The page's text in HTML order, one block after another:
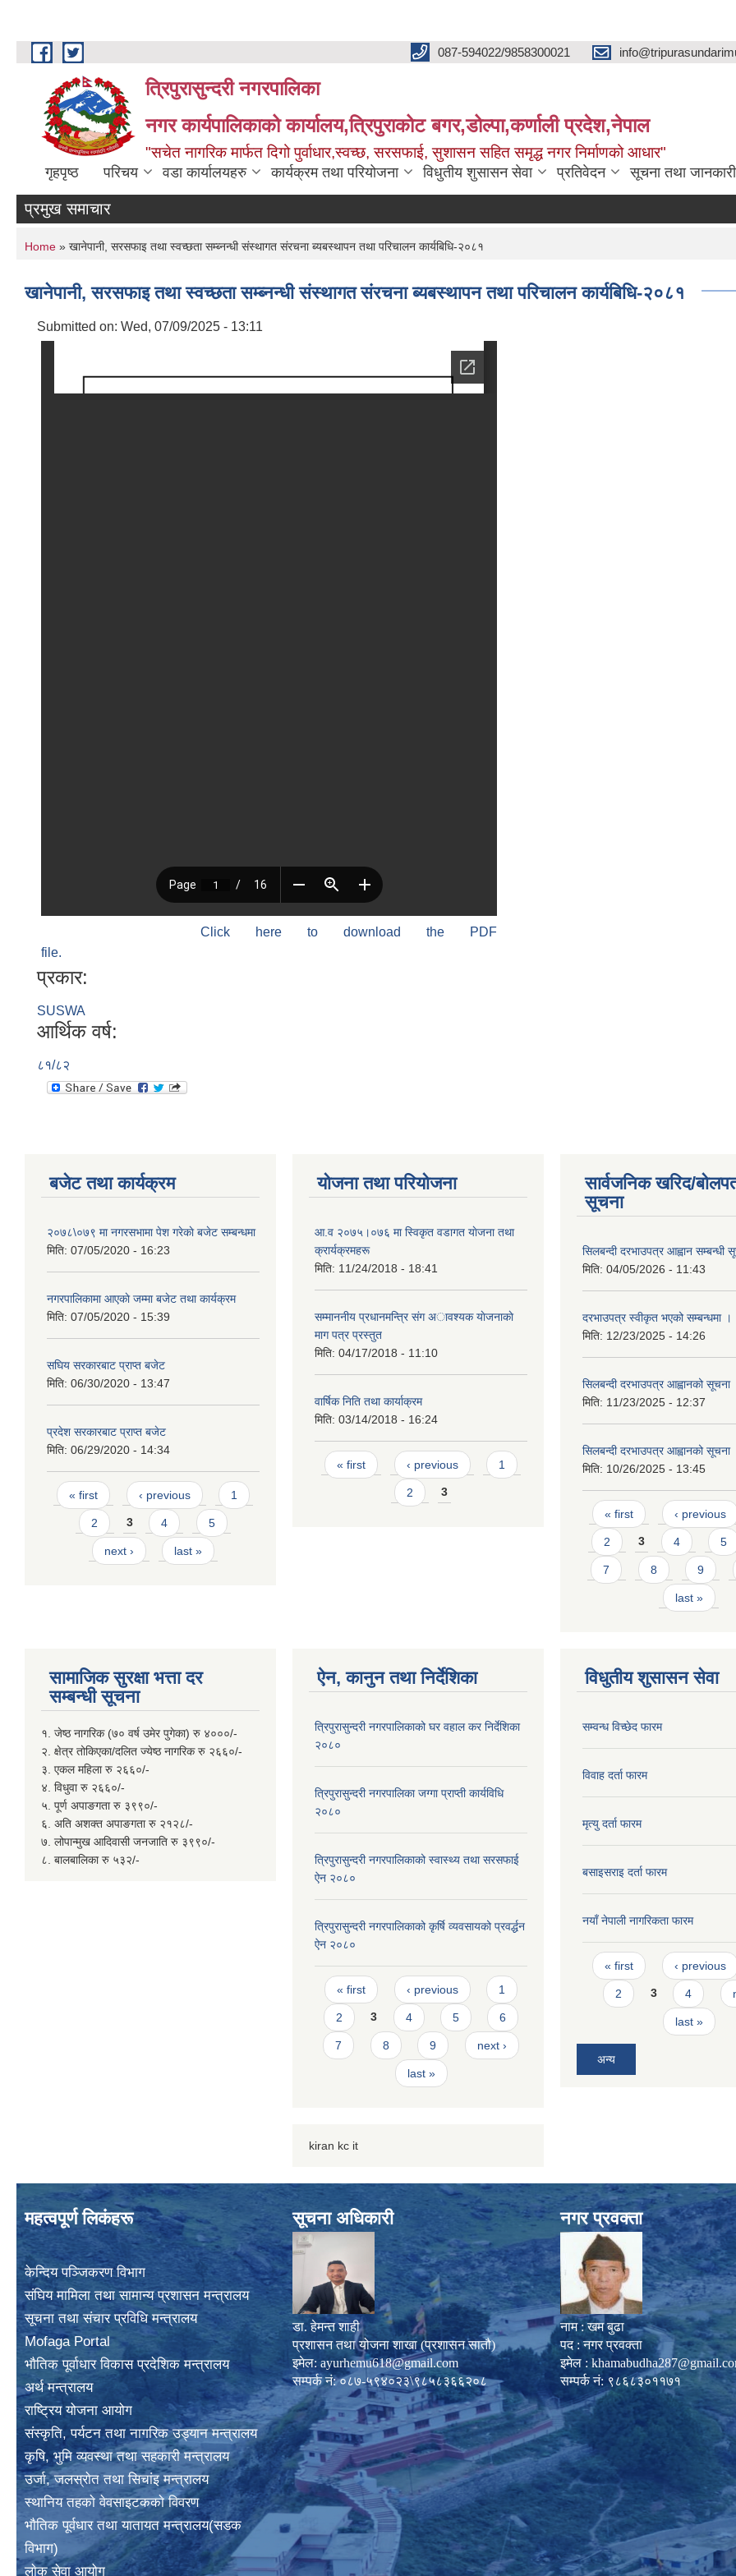
Skip to main content 087-594022/9858300021
त्रिपुरासुन्दरी नगरपालिका
नगर कार्यपालिकाको कार्यालय,त्रिपुराकोट बगर,डोल्पा,कर्णाली प्रदेश,नेपाल
"सचेत नागरिक मार्फत दिगो पुर्वाधार,स्वच्छ, सरसफाई, सुशासन सहित समृद्ध नगर निर्माणको आधार"
गृहपृष्ठ परिचय वडा कार्यालयहरु कार्यक्रम तथा परियोजना विधुतीय शुसासन सेवा प्रतिवेदन सूचना तथा जानकारी
प्रमुख समाचार
You are here
Home » खानेपानी, सरसफाइ तथा स्वच्छता सम्ब्नन्धी संस्थागत संरचना ब्यबस्थापन तथा परिचालन कार्यबिधि-२०८१
खानेपानी, सरसफाइ तथा स्वच्छता सम्ब्नन्धी संस्थागत संरचना ब्यबस्थापन तथा परिचालन कार्यबिधि-२०८१
Submitted on: Wed, 07/09/2025 - 13:11
Click here to download the PDF
file.
प्रकार:
SUSWA
आर्थिक वर्ष:
८१/८२
बजेट तथा कार्यक्रम
२०७८\०७९ मा नगरसभामा पेश गरेकाे बजेट सम्बन्धमा
मिति: 07/05/2020 - 16:23
नगरपालिकामा आएकाे जम्मा बजेट तथा कार्यक्रम
मिति: 07/05/2020 - 15:39
सघिय सरकारबाट प्राप्त बजेट
मिति: 06/30/2020 - 13:47
प्रदेश सरकारबाट प्राप्त बजेट
मिति: 06/29/2020 - 14:34
Pages
« first ‹ previous 1
2 3 4 5
next › last »
योजना तथा परियोजना
आ.व २०७५।०७६ मा स्विकृत वडागत याेजना तथा
क्रार्यक्रमहरू
मिति: 11/24/2018 - 18:41
सम्माननीय प्रधानमन्त्रि संग अावश्यक याेजनाकाे
माग पत्र प्रस्तुत
मिति: 04/17/2018 - 11:10
वार्षिक निति तथा कार्याक्रम
मिति: 03/14/2018 - 16:24
Pages
« first ‹ previous 1
2 3
सार्वजनिक खरिद/
सूचना
सिलबन्दी दरभाउपत्र आह्वान सम्बन्धी
मिति: 04/05/2026 - 11:43
दरभाउपत्र स्वीकृत भएको सम्बन्धमा ।
मिति: 12/23/2025 - 14:26
सिलबन्दी दरभाउपत्र आह्वानको सूचना
मिति: 11/23/2025 - 12:37
सिलबन्दी दरभाउपत्र आह्वानको सूचना
मिति: 10/26/2025 - 13:45
Pages
« first ‹ previous
2 3 4 5
7 8 9
last »
सामाजिक सुरक्षा भत्ता दर
सम्बन्धी सूचना
१. जेष्ठ नागरिक (७० वर्ष उमेर पुगेका) रु ४०००/-
२. क्षेत्र तोकिएका/दलित ज्येष्ठ नागरिक रु २६६०/-
३. एकल महिला रु २६६०/-
४. विधुवा रु २६६०/-
५. पूर्ण अपाङगता रु ३९९०/-
६. अति अशक्त अपाङगता रु २१२८/-
७. लोपान्मुख आदिवासी जनजाति रु ३९९०/-
८. बालबालिका रु ५३२/-
ऐन, कानुन तथा निर्देशिका
त्रिपुरासुन्दरी नगरपालिकाको घर वहाल कर निर्देशिका
२०८०
त्रिपुरासुन्दरी नगरपालिका जग्गा प्राप्ती कार्यविधि
२०८०
त्रिपुरासुन्दरी नगरपालिकाको स्वास्थ्य तथा सरसफाई
ऐन २०८०
त्रिपुरासुन्दरी नगरपालिकाको कृर्षि व्यवसायको प्रवर्द्धन
ऐन २०८०
Pages
« first ‹ previous 1
2 3 4 5 6
7 8 9 next ›
last »
kiran kc it
विधुतीय शुसासन सेवा
सम्वन्ध विच्छेद फारम
विवाह दर्ता फारम
मृत्यु दर्ता फारम
बसाइसराइ दर्ता फारम
नयाँ नेपाली नागरिकता फारम
Pages
« first ‹ previous
2 3 4
last »
अन्य
महत्वपूर्ण लिकंहरू
केन्दिय पञ्जिकरण विभाग
संघिय मामिला तथा सामान्य प्रशासन मन्त्रालय
सूचना तथा संचार प्रविधि मन्त्रालय
Mofaga Portal
भाैतिक पूर्वाधार विकास प्रदेशिक मन्त्रालय
अर्थ मन्त्रालय
राष्ट्रिय योजना आयोग
संस्कृति, पर्यटन तथा नागरिक उड्यान मन्त्रालय
कृषि, भुमि व्यवस्था तथा सहकारी मन्त्रालय
उर्जा, जलस्राेत तथा सिचांइ मन्त्रालय
स्थानिय तहकाे वेवसाइटककाे विवरण
भाैतिक पूर्वधार तथा यातायत मन्त्रालय(सडक
विभाग)
लाेक सेवा आयोग
सूचना अधिकारी
डा. हेमन्त शाही
प्रशासन तथा योजना शाखा (प्रशासन सातौ)
इमेल: ayurhemu618@gmail.com
सम्पर्क नं: ०८७-५९४०२३\९८५८३६६२०८
नगर प्रवक्ता
नाम : खम बुढा
पद : नगर प्रवक्ता
इमेल :
सम्पर्क नं: ९८६८३०११७१